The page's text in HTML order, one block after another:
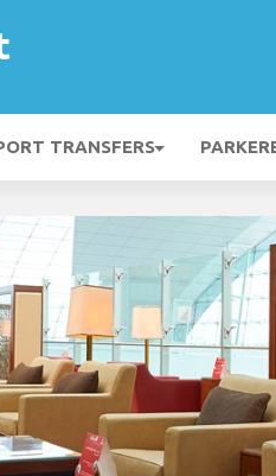
TRANSFERS